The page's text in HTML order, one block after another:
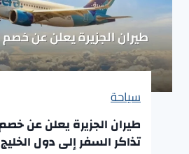
سياحة
تذاكر السفر إلى دول الخليج